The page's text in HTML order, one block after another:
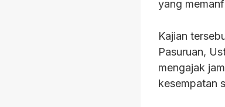
yang
Kajian
Pasuruan,
mengajak
kesempatan